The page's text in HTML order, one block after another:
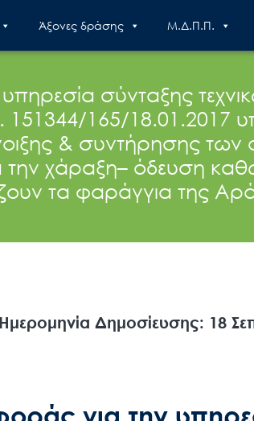
Άξονες δράσης Μ.Δ.Π.Π.
σύνταξης
165/18.01.2017
& συντήρησης των
την χάραξη– όδευση
τα φαράγγια της
Ημερομηνία Δημοσίευσης: 18